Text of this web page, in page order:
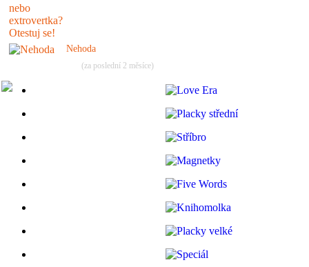
Nehoda
(za poslední 2 měsíce)